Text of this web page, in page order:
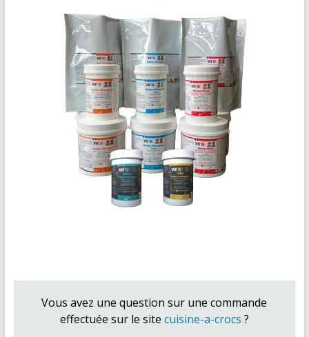
Vous avez une question sur une commande
effectuée sur le site cuisine-a-crocs ?